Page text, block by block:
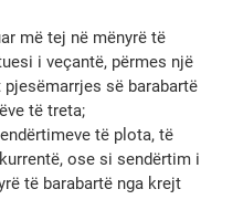
më tej në mënyrë të
i veçantë, përmes një
së barabartë
të treta;
të plota, të
ose si sendërtim i
të barabartë nga krejt